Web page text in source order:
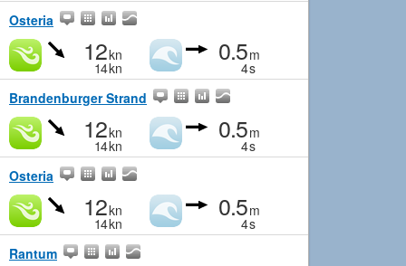
Osteria
12kn
14kn
0.5m
4s
Brandenburger Strand
12kn
14kn
0.5m
4s
Osteria
12kn
14kn
0.5m
4s
Rantum